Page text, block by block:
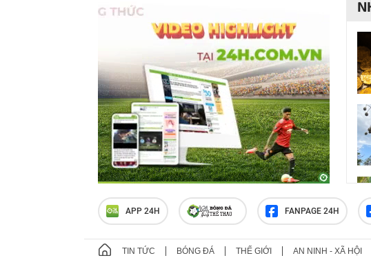
APP 24H FANPAGE 24H
TIN TỨC BÓNG ĐÁ THẾ GIỚI AN NINH - XÃ HỘI